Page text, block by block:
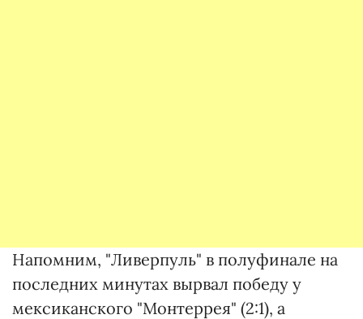
Напомним, "Ливерпуль" в полуфинале на
последних минутах вырвал победу у
мексиканского "Монтеррея" (2:1), а